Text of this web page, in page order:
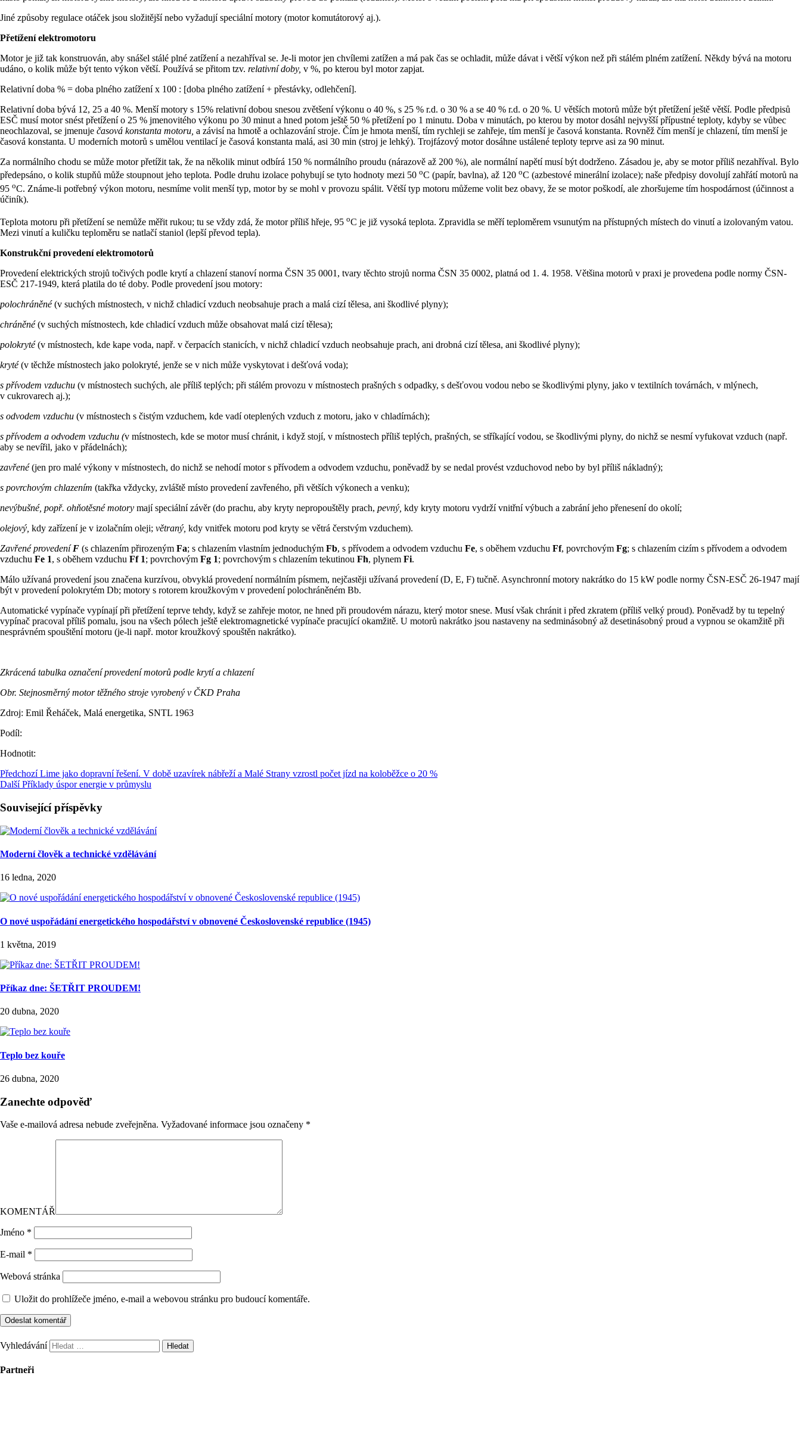
Jiné způsoby regulace otáček jsou složitější nebo vyžadují speciální motory (motor komutátorový aj.).
Přetížení elektromotoru
Motor je již tak konstruován, aby snášel stálé plné zatížení a nezahříval se. Je-li motor jen chvílemi zatížen a má pak čas se ochladit, může dávat i větší výkon než při stálém plném zatížení. Někdy bývá na motoru
udáno, o kolik může být tento výkon větší. Používá se přitom tzv. relativní doby, v %, po kterou byl motor zapjat.
Relativní doba % = doba plného zatížení x 100 : [doba plného zatížení + přestávky, odlehčení].
Relativní doba bývá 12, 25 a 40 %. Menší motory s 15% relativní dobou snesou zvětšení výkonu o 40 %, s 25 % r.d. o 30 % a se 40 % r.d. o 20 %. U větších motorů může být přetížení ještě větší. Podle předpisů
ESČ musí motor snést přetížení o 25 % jmenovitého výkonu po 30 minut a hned potom ještě 50 % přetížení po 1 minutu. Doba v minutách, po kterou by motor dosáhl nejvyšší přípustné teploty, kdyby se vůbec
neochlazoval, se jmenuje časová konstanta motoru, a závisí na hmotě a ochlazování stroje. Čím je hmota menší, tím rychleji se zahřeje, tím menší je časová konstanta. Rovněž čím menší je chlazení, tím menší je
časová konstanta. U moderních motorů s umělou ventilací je časová konstanta malá, asi 30 min (stroj je lehký). Trojfázový motor dosáhne ustálené teploty teprve asi za 90 minut.
Za normálního chodu se může motor přetížit tak, že na několik minut odbírá 150 % normálního proudu (nárazově až 200 %), ale normální napětí musí být dodrženo. Zásadou je, aby se motor příliš nezahříval. Bylo
předepsáno, o kolik stupňů může stoupnout jeho teplota. Podle druhu izolace pohybují se tyto hodnoty mezi 50 oC (papír, bavlna), až 120 oC (azbestové minerální izolace); naše předpisy dovolují zahřátí motorů na
95 oC. Známe-li potřebný výkon motoru, nesmíme volit menší typ, motor by se mohl v provozu spálit. Větší typ motoru můžeme volit bez obavy, že se motor poškodí, ale zhoršujeme tím hospodárnost (účinnost a
účiník).
Teplota motoru při přetížení se nemůže měřit rukou; tu se vždy zdá, že motor příliš hřeje, 95 oC je již vysoká teplota. Zpravidla se měří teploměrem vsunutým na přístupných místech do vinutí a izolovaným vatou.
Mezi vinutí a kuličku teploměru se natlačí staniol (lepší převod tepla).
Konstrukční provedení elektromotorů
Provedení elektrických strojů točivých podle krytí a chlazení stanoví norma ČSN 35 0001, tvary těchto strojů norma ČSN 35 0002, platná od 1. 4. 1958. Většina motorů v praxi je provedena podle normy ČSN-
ESČ 217-1949, která platila do té doby. Podle provedení jsou motory:
polochráněné(v suchých místnostech, v nichž chladicí vzduch neobsahuje prach a malá cizí tělesa, ani škodlivé plyny);
chráněné(v suchých místnostech, kde chladicí vzduch může obsahovat malá cizí tělesa);
polokryté(v místnostech, kde kape voda, např. v čerpacích stanicích, v nichž chladicí vzduch neobsahuje prach, ani drobná cizí tělesa, ani škodlivé plyny);
kryté(v těchže místnostech jako polokryté, jenže se v nich může vyskytovat i dešťová voda);
s přívodem vzduchu (v místnostech suchých, ale příliš teplých; při stálém provozu v místnostech prašných s odpadky, s dešťovou vodou nebo se škodlivými plyny, jako v textilních továrnách, v mlýnech,
v cukrovarech aj.);
s odvodem vzduchu (v místnostech s čistým vzduchem, kde vadí oteplených vzduch z motoru, jako v chladírnách);
s přívodem a odvodem vzduchu (v místnostech, kde se motor musí chránit, i když stojí, v místnostech příliš teplých, prašných, se stříkající vodou, se škodlivými plyny, do nichž se nesmí vyfukovat vzduch (např.
aby se nevířil, jako v přádelnách);
zavřené(jen pro malé výkony v místnostech, do nichž se nehodí motor s přívodem a odvodem vzduchu, poněvadž by se nedal provést vzduchovod nebo by byl příliš nákladný);
s povrchovým chlazením (takřka vždycky, zvláště místo provedení zavřeného, při větších výkonech a venku);
nevýbušné, popř. ohňotěsné motory mají speciální závěr (do prachu, aby kryty nepropouštěly prach, pevný, kdy kryty motoru vydrží vnitřní výbuch a zabrání jeho přenesení do okolí;
olejový, kdy zařízení je v izolačním oleji; větraný, kdy vnitřek motoru pod kryty se větrá čerstvým vzduchem).
Zavřené provedeníF (s chlazením přirozeným Fa; s chlazením vlastním jednoduchým Fb, s přívodem a odvodem vzduchu Fe, s oběhem vzduchu Ff, povrchovým Fg; s chlazením cizím s přívodem a odvodem
vzduchu Fe 1, s oběhem vzduchu Ff 1; povrchovým Fg 1; povrchovým s chlazením tekutinou Fh, plynem Fi.
Málo užívaná provedení jsou značena kurzívou, obvyklá provedení normálním písmem, nejčastěji užívaná provedení (D, E, F) tučně. Asynchronní motory nakrátko do 15 kW podle normy ČSN-ESČ 26-1947 mají
být v provedení polokrytém Db; motory s rotorem kroužkovým v provedení polochráněném Bb.
Automatické vypínače vypínají při přetížení teprve tehdy, když se zahřeje motor, ne hned při proudovém nárazu, který motor snese. Musí však chránit i před zkratem (příliš velký proud). Poněvadž by tu tepelný
vypínač pracoval příliš pomalu, jsou na všech pólech ještě elektromagnetické vypínače pracující okamžitě. U motorů nakrátko jsou nastaveny na sedminásobný až desetinásobný proud a vypnou se okamžitě při
nesprávném spouštění motoru (je-li např. motor kroužkový spouštěn nakrátko).
Zkrácená tabulka označení provedení motorů podle krytí a chlazení
Obr. Stejnosměrný motor těžného stroje vyrobený v ČKD Praha
Zdroj: Emil Řeháček, Malá energetika, SNTL 1963
Podíl:
Hodnotit:
Předchozí Lime jako dopravní řešení. V době uzavírek nábřeží a Malé Strany vzrostl počet jízd na koloběžce o 20 %
Další Příklady úspor energie v průmyslu
Související příspěvky
Moderní člověk a technické vzdělávání
16 ledna, 2020
O nové uspořádání energetického hospodářství v obnovené Československé republice (1945)
1 května, 2019
Příkaz dne: ŠETŘIT PROUDEM!
20 dubna, 2020
Teplo bez kouře
26 dubna, 2020
Zanechte odpověď
Vaše e-mailová adresa nebude zveřejněna. Vyžadované informace jsou označeny *
KOMENTÁŘ
Jméno *
E-mail *
Webová stránka
Uložit do prohlížeče jméno, e-mail a webovou stránku pro budoucí komentáře.
Vyhledávání
Partneři